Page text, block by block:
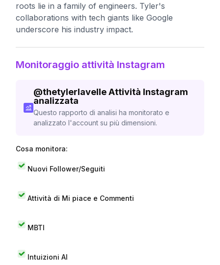
roots lie in a family of engineers. Tyler's
collaborations with tech giants like Google
underscore his industry impact.
Monitoraggio attività Instagram
@thetylerlavelleAttività Instagram
analizzata
Questo rapporto di analisi ha monitorato e
analizzato l'account su più dimensioni.
Cosa monitora:
Nuovi Follower/Seguiti
Attività di Mi piace e Commenti
MBTI
Intuizioni AI